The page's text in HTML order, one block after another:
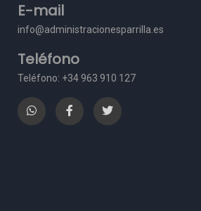
E-mail
info@administracionesparrilla.es
Teléfono
Teléfono: +34 963 910 127